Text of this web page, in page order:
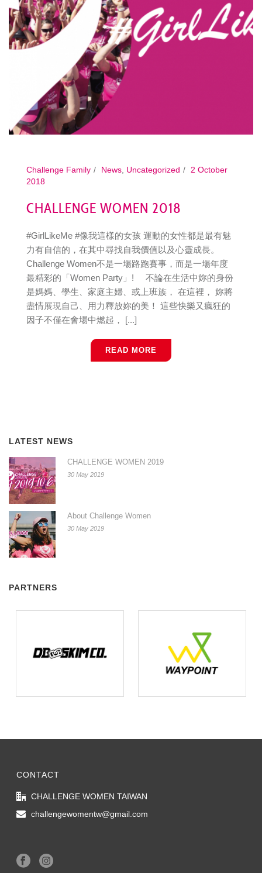
Challenge Family News Uncategorized
2 October
2018
CHALLENGE WOMEN 2018
#GirlLikeMe #像我這樣的女孩 運動的女性都是最有魅
力有自信的，在其中尋找自我價值以及心靈成長。
Challenge Women不是一場路跑賽事，而是一場年度
最精彩的「Women Party」! 不論在生活中妳的身份
是媽媽、學生、家庭主婦、或上班族， 在這裡， 妳將
盡情展現自己、用力釋放妳的美！ 這些快樂又瘋狂的
因子不僅在會場中燃起， [...]
READ MORE
LATEST NEWS
CHALLENGE WOMEN 2019
30 May 2019
About Challenge Women
30 May 2019
PARTNERS
CONTACT
CHALLENGE WOMEN TAIWAN
challengewomentw@gmail.com